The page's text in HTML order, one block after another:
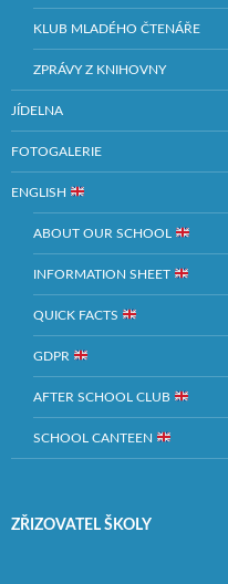
KLUB MLADÉHO ČTENÁŘE
ZPRÁVY Z KNIHOVNY
JÍDELNA
FOTOGALERIE
ENGLISH
ABOUT OUR SCHOOL
INFORMATION SHEET
QUICK FACTS
GDPR
AFTER SCHOOL CLUB
SCHOOL CANTEEN
ZŘIZOVATEL ŠKOLY